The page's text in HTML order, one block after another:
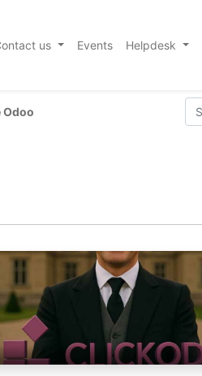
us Events Helpdesk